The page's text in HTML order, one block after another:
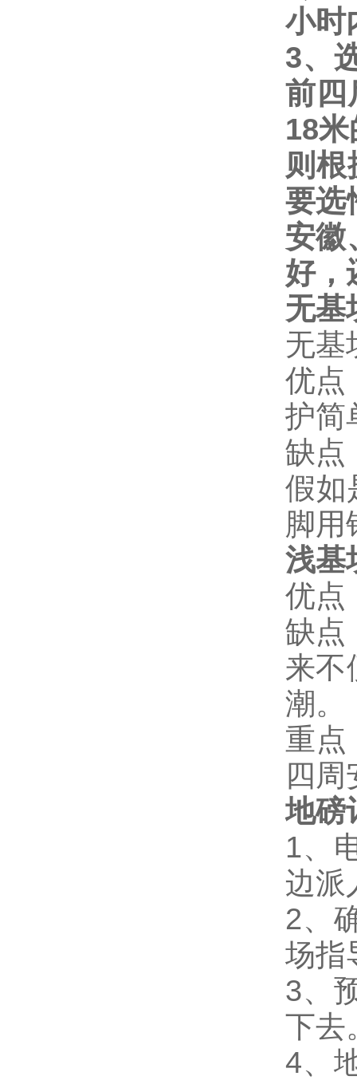
小时
3、
前四
18米
则
要选
安徽
好，
无基
无基
优点
护简
缺点
假如
脚用
浅基
优点
缺点
来不
潮。
重点
四周
地磅
1、
边派
2、
场指
3、
下去
4、